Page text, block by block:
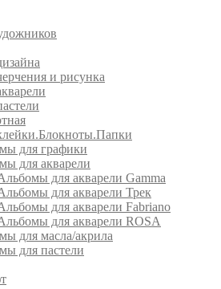
и рисунка
для графики
для акварели
для акварели Gamma
для акварели Трек
для акварели Fabriano
для акварели ROSA
для масла/акрила
для пастели